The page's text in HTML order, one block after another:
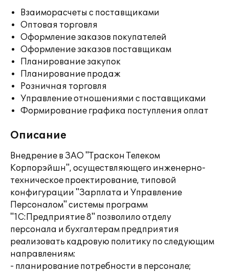
Взаиморасчеты с поставщиками
Оптовая торговля
Оформление заказов покупателей
Оформление заказов поставщикам
Планирование закупок
Планирование продаж
Розничная торговля
Управление отношениями с поставщиками
Формирование графика поступления оплат
Описание
Внедрение в ЗАО "Траскон Телеком
Корпорэйшн", осуществляющего инженерно-
техническое проектирование, типовой
конфигурации "Зарплата и Управление
Персоналом" системы программ
"1С:Предприятие 8" позволило отделу
персонала и бухгалтерам предприятия
реализовать кадровую политику по следующим
направлениям:
- планирование потребности в персонале;